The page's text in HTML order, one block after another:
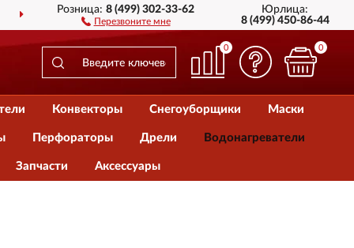
ДОСТАВИМ ПО ВСЕЙ РОССИИ
Розница:8 (499) 302-33-62
Перезвоните мне
Юрлица:
8 (499) 450-86-44
0 0
Конвекторы Снегоуборщики Маски
Перфораторы Дрели Водонагреватели
Запчасти Аксессуары